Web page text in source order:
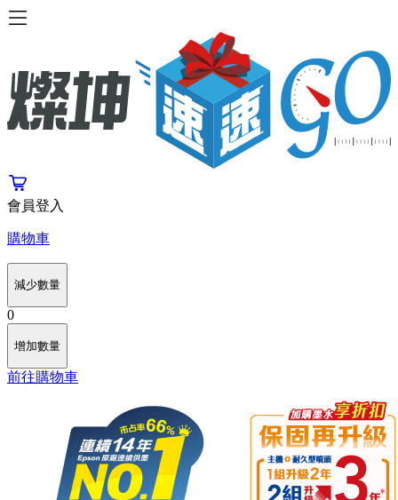
會員登入
購物車
減少數量
0
增加數量
前往購物車